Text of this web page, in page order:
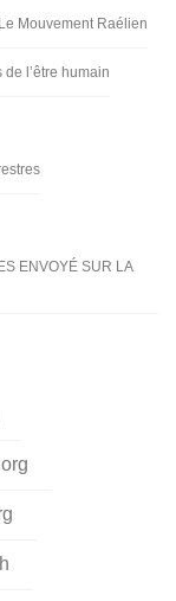
Le Mouvement Raélien
l’être humain
ENVOYÉ SUR LA